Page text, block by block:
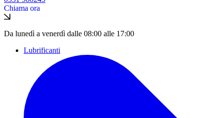
Chiama ora
Da lunedì a venerdì dalle 08:00 alle 17:00
Lubrificanti